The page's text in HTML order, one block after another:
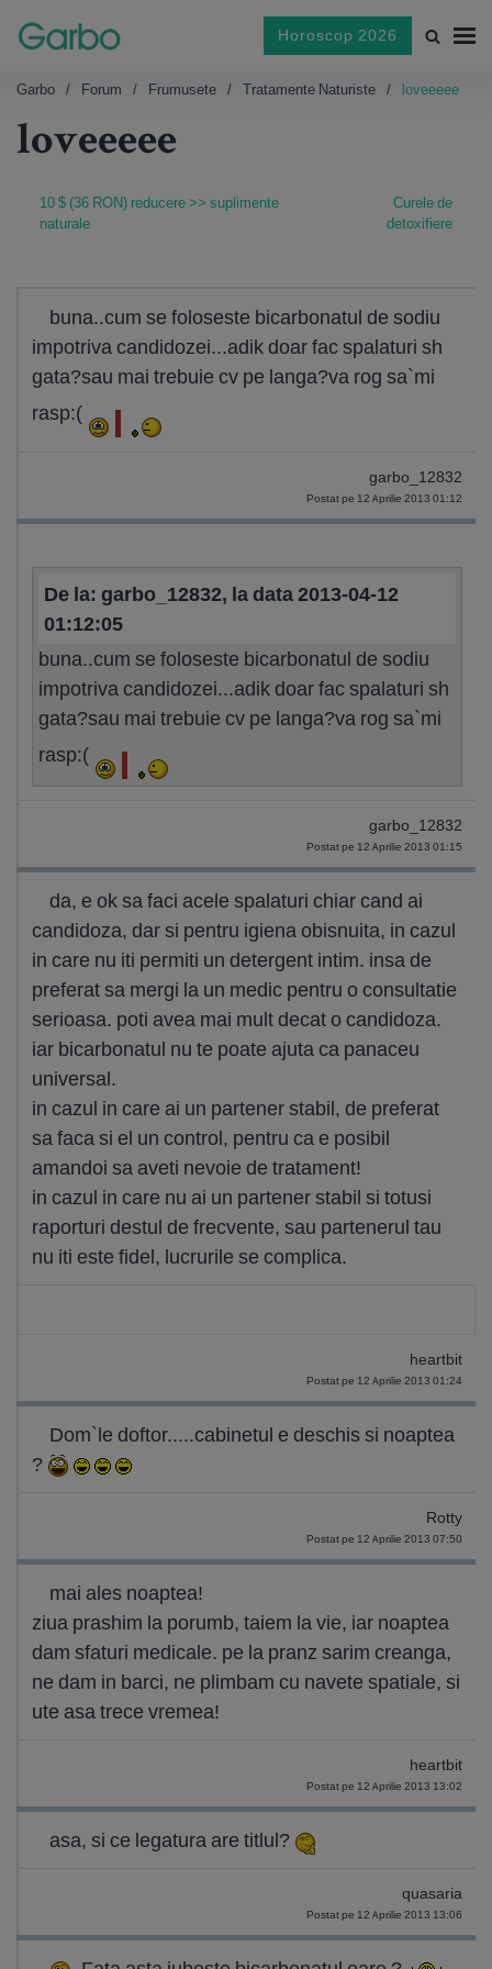
Horoscop 2026
Garbo Forum Frumusete Tratamente Naturiste loveeeee
loveeeee
10 $ (36 RON) reducere >> suplimente
naturale
Curele de
detoxifiere
buna..cum se foloseste bicarbonatul de sodiu
impotriva candidozei...adik doar fac spalaturi sh
gata?sau mai trebuie cv pe langa?va rog sa`mi
rasp:(
garbo_12832
Postat pe 12 Aprilie 2013 01:12
De la: garbo_12832, la data 2013-04-12
01:12:05
buna..cum se foloseste bicarbonatul de sodiu
impotriva candidozei...adik doar fac spalaturi sh
gata?sau mai trebuie cv pe langa?va rog sa`mi
rasp:(
garbo_12832
Postat pe 12 Aprilie 2013 01:15
da, e ok sa faci acele spalaturi chiar cand ai
candidoza, dar si pentru igiena obisnuita, in cazul
in care nu iti permiti un detergent intim. insa de
preferat sa mergi la un medic pentru o consultatie
serioasa. poti avea mai mult decat o candidoza.
iar bicarbonatul nu te poate ajuta ca panaceu
universal.
in cazul in care ai un partener stabil, de preferat
sa faca si el un control, pentru ca e posibil
amandoi sa aveti nevoie de tratament!
in cazul in care nu ai un partener stabil si totusi
raporturi destul de frecvente, sau partenerul tau
nu iti este fidel, lucrurile se complica.
heartbit
Postat pe 12 Aprilie 2013 01:24
Dom`le doftor.....cabinetul e deschis si noaptea
?
Rotty
Postat pe 12 Aprilie 2013 07:50
mai ales noaptea!
ziua prashim la porumb, taiem la vie, iar noaptea
dam sfaturi medicale. pe la pranz sarim creanga,
ne dam in barci, ne plimbam cu navete spatiale, si
ute asa trece vremea!
heartbit
Postat pe 12 Aprilie 2013 13:02
asa, si ce legatura are titlul?
quasaria
Postat pe 12 Aprilie 2013 13:06